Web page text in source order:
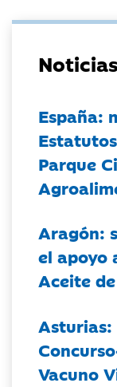
España:
Parque
Aragón:
el apoyo
Aceite
Vacuno